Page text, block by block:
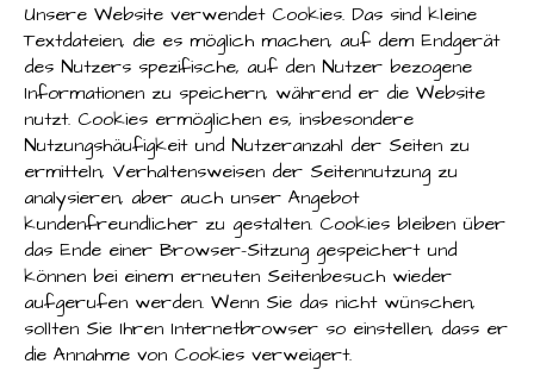
Unsere Website verwendet Cookies. Das sind kleine
Textdateien, die es möglich machen, auf dem Endgerät
des Nutzers spezifische, auf den Nutzer bezogene
Informationen zu speichern, während er die Website
nutzt. Cookies ermöglichen es, insbesondere
Nutzungshäufigkeit und Nutzeranzahl der Seiten zu
ermitteln, Verhaltensweisen der Seitennutzung zu
analysieren, aber auch unser Angebot
kundenfreundlicher zu gestalten. Cookies bleiben über
das Ende einer Browser-Sitzung gespeichert und
können bei einem erneuten Seitenbesuch wieder
aufgerufen werden. Wenn Sie das nicht wünschen,
sollten Sie Ihren Internetbrowser so einstellen, dass er
die Annahme von Cookies verweigert.